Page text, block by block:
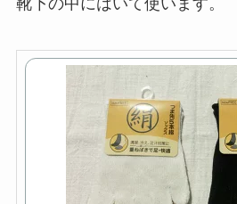
靴下の中にはいて使います。